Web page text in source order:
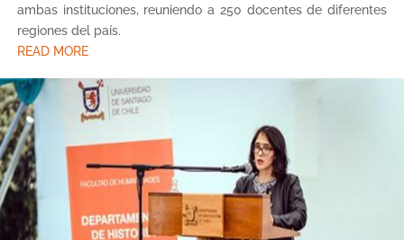
ambas instituciones, reuniendo a 250 docentes de diferentes
regiones del país.
READ MORE